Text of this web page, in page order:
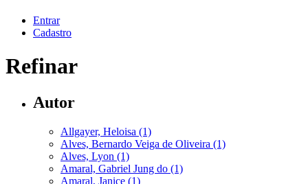
Entrar
Cadastro
Refinar
Autor
Allgayer, Heloisa (1)
Alves, Bernardo Veiga de Oliveira (1)
Alves, Lyon (1)
Amaral, Gabriel Jung do (1)
Amaral, Janice (1)